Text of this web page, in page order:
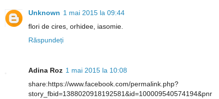
Unknown 1 mai 2015 la 09:44
flori de cires, orhidee, iasomie.
Răspundeți
Adina Roz 1 mai 2015 la 10:08
share:https://www.facebook.com/permalink.php?
story_fbid=1388020918192581&id=100009540574194&pnr